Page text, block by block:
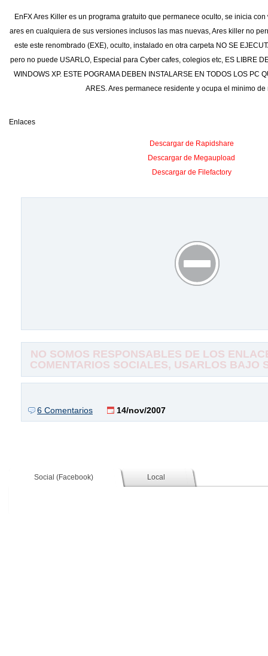
EnFX Ares Killer es un programa gratuito que permanece oculto, se inicia
ares en cualquiera de sus versiones inclusos las mas nuevas, Ares killer no
este este renombrado (EXE), oculto, instalado en otra carpeta NO SE
pero no puede USARLO, Especial para Cyber cafes, colegios etc, ES LIBRE
WINDOWS XP. ESTE POGRAMA DEBEN INSTALARSE EN TODOS LOS PC
ARES. Ares permanece residente y ocupa el minimo de
Enlaces
Descargar de Rapidshare
Descargar de Megaupload
Descargar de Filefactory
NO SOMOS RESPONSABLES DE LOS
COMENTARIOS SOCIALES, USARLOS BAJO
6 Comentarios 14/nov/2007
Social (Facebook) Local